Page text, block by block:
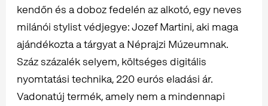
kendőn és a doboz fedelén az alkotó, egy neves
milánói stylist védjegye: Jozef Martini, aki maga
ajándékozta a tárgyat a Néprajzi Múzeumnak.
Száz százalék selyem, költséges digitális
nyomtatási technika, 220 eurós eladási ár.
Vadonatúj termék, amely nem a mindennapi